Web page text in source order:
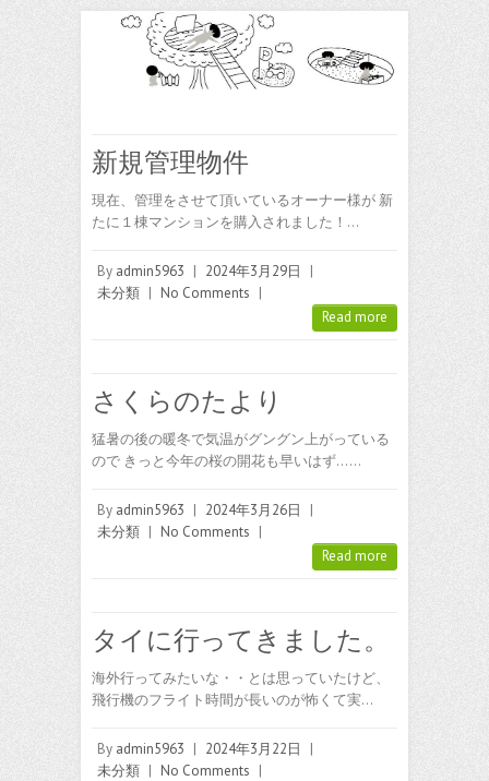
新規管理物件
現在、管理をさせて頂いているオーナー様が 新
たに１棟マンションを購入されました！…
By admin5963 | 2024年3月29日
|
未分類 | No Comments |
Read more
さくらのたより
猛暑の後の暖冬で気温がグングン上がっている
ので きっと今年の桜の開花も早いはず……
By admin5963 | 2024年3月26日
|
未分類 | No Comments |
Read more
タイに行ってきました。
海外行ってみたいな・・とは思っていたけど、
飛行機のフライト時間が長いのが怖くて実…
By admin5963 | 2024年3月22日
|
未分類 | No Comments |